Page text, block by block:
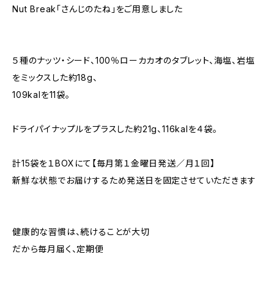
Nut Break「さんじのたね」をご用意しました
５種のナッツ・シード、100％ローカカオのタブレット、海塩、岩塩
をミックスした約18g、
109kalを11袋。
ドライパイナップルをプラスした約21g、116kalを４袋。
計15袋を１BOXにて【毎月第１金曜日発送／月１回】
新鮮な状態でお届けするため発送日を固定させていただきます
健康的な習慣は、続けることが大切
だから毎月届く、定期便